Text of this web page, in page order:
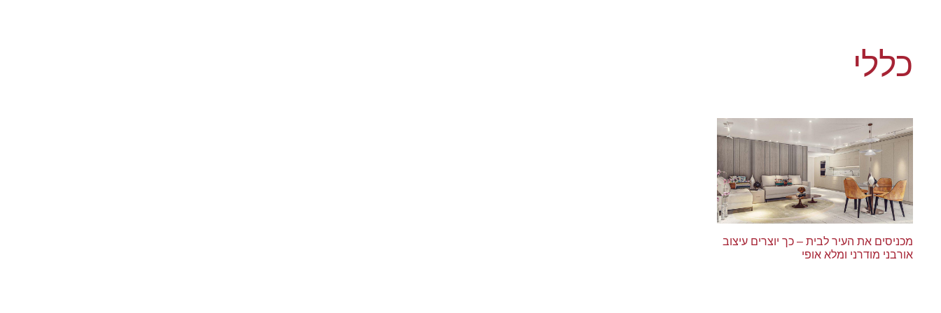
כללי
מכניסים את העיר לבית – כך יוצרים עיצוב
אורבני מודרני ומלא אופי